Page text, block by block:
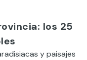
los 25
y paisajes